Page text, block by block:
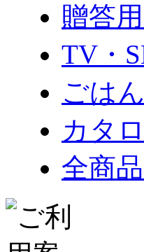
贈答
TV・
ごは
カタ
全商